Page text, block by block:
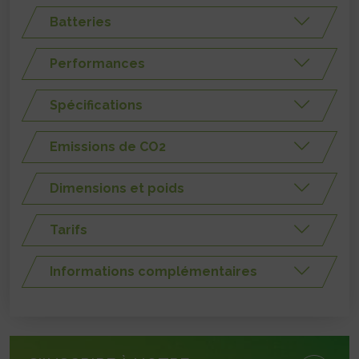
Batteries
Performances
Spécifications
Emissions de CO2
Dimensions et poids
Tarifs
Informations complémentaires